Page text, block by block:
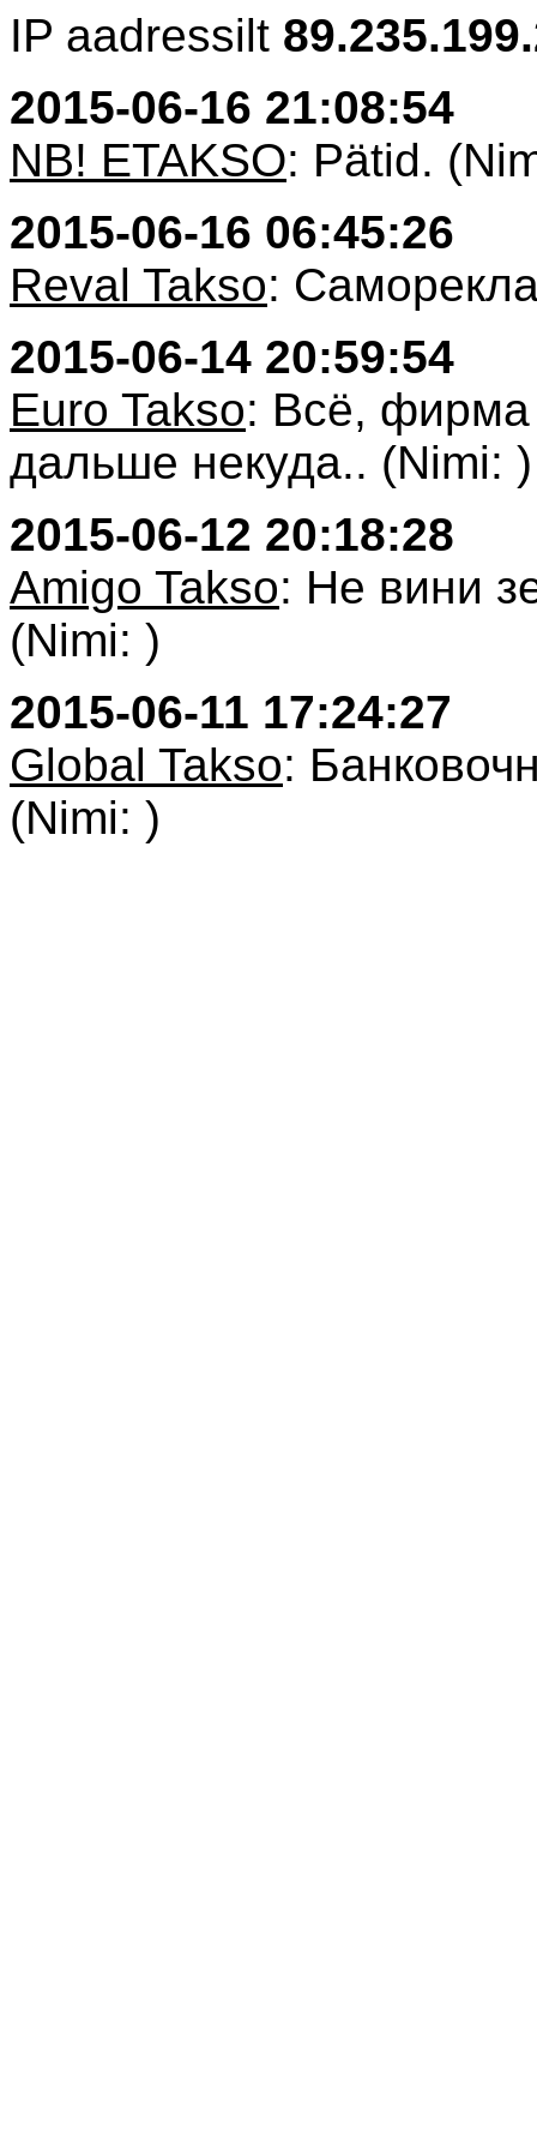
IP aadressilt
2015-06-16 21:08:54
NB! ETAKSO: Pätid.
2015-06-16 06:45:26
Reval Takso:
2015-06-14 20:59:54
Euro Takso: Всё, фирма
дальше некуда.. (Nimi: )
2015-06-12 20:18:28
Amigo Takso: Не вини
(Nimi: )
2015-06-11 17:24:27
Global Takso:
(Nimi: )